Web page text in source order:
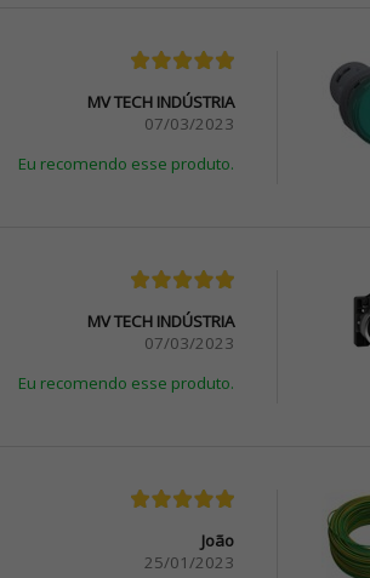
MV TECH INDÚSTRIA
07/03/2023
Eu recomendo esse produto.
MV TECH INDÚSTRIA
07/03/2023
Eu recomendo esse produto.
João
25/01/2023